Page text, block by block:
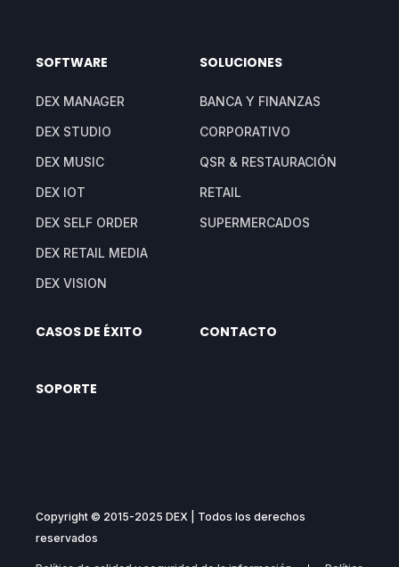
SOFTWARE
DEX MANAGER
DEX STUDIO
DEX MUSIC
DEX IOT
DEX SELF ORDER
DEX RETAIL MEDIA
DEX VISION
SOLUCIONES
BANCA Y FINANZAS
CORPORATIVO
QSR & RESTAURACIÓN
RETAIL
SUPERMERCADOS
CASOS DE ÉXITO CONTACTO
SOPORTE
Copyright © 2015-2025 DEX | Todos los derechos
reservados